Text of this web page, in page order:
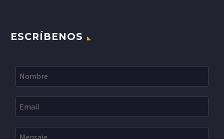
ESCRÍBENOS